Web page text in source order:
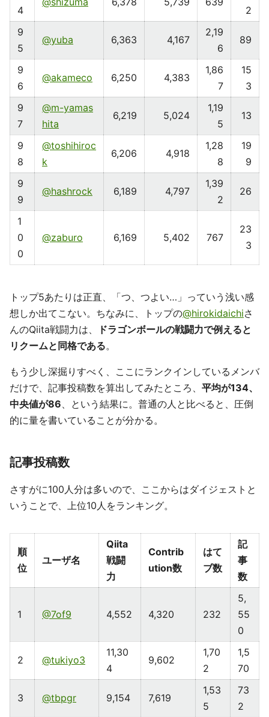
4
2
9
5
@yuba 6,363 4,167
2,19
6
89
9
6
@akameco 6,250 4,383
1,86
7
15
3
9
7
@m-yamas
hita
6,219 5,024
1,19
5
13
9
8
@toshihiroc
k
6,206 4,918
1,28
8
19
9
9
9
@hashrock 6,189 4,797
1,39
2
26
1
0
0
@zaburo 6,169 5,402 767
23
3
トップ5あたりは正直、「つ、つよい…」っていう浅い感
想しか出てこない。ちなみに、トップの@hirokidaichiさ
んのQiita戦闘力は、
ドラゴンボールの戦闘力で例えると
リクームと同格である。
もう少し深掘りすべく、ここにランクインしているメンバ
だけで、記事投稿数を算出してみたところ、 平均が134、
中央値が86、という結果に。普通の人と比べると、圧倒
的に量を書いていることが分かる。
記事投稿数
さすがに100人分は多いので、ここからはダイジェストと
いうことで、上位10人をランキング。
順
位
ユーザ名
Qiita
戦闘
力
Contrib
ution数
はて
ブ数
記
事
数
1 @7of9 4,552 4,320 232
5,
55
0
2 @tukiyo3
11,30
4
9,602
1,70
2
1,5
70
3 @tbpgr 9,154 7,619
1,53
5
73
2